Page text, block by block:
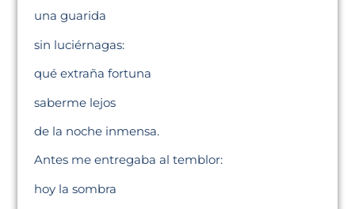
una guarida
sin luciérnagas:
qué extraña fortuna
saberme lejos
de la noche inmensa.
Antes me entregaba al temblor:
hoy la sombra